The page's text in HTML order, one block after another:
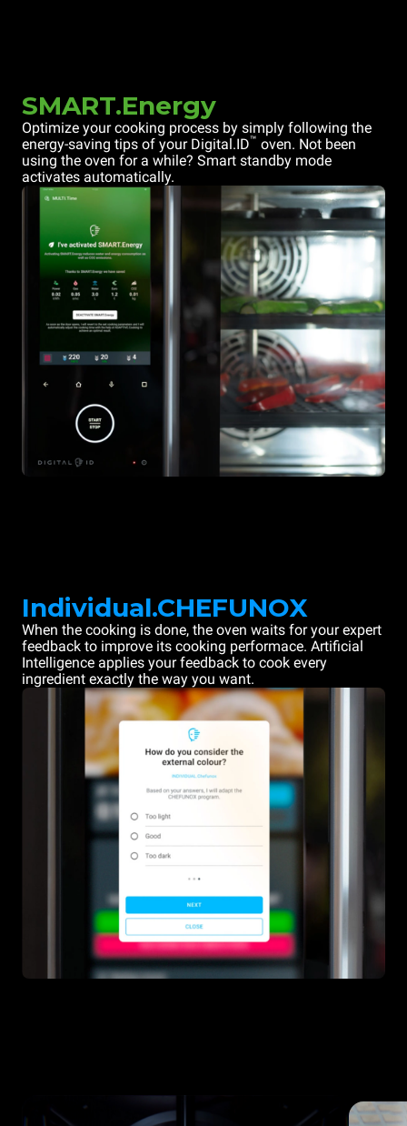
SMART.Energy
Optimize your cooking process by simply following the
energy-saving tips of your Digital.ID™ oven. Not been
using the oven for a while? Smart standby mode
activates automatically.
Individual.CHEFUNOX
When the cooking is done, the oven waits for your expert
feedback to improve its cooking performace. Artificial
Intelligence applies your feedback to cook every
ingredient exactly the way you want.